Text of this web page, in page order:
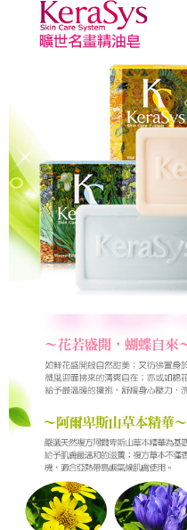
付款後7-11取貨
NT$699 atau lebih
NT$100/pesanan |
NT$699 atau lebih